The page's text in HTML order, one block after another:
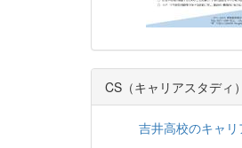
CS（キャリアスタディ）
吉井高校のキャ